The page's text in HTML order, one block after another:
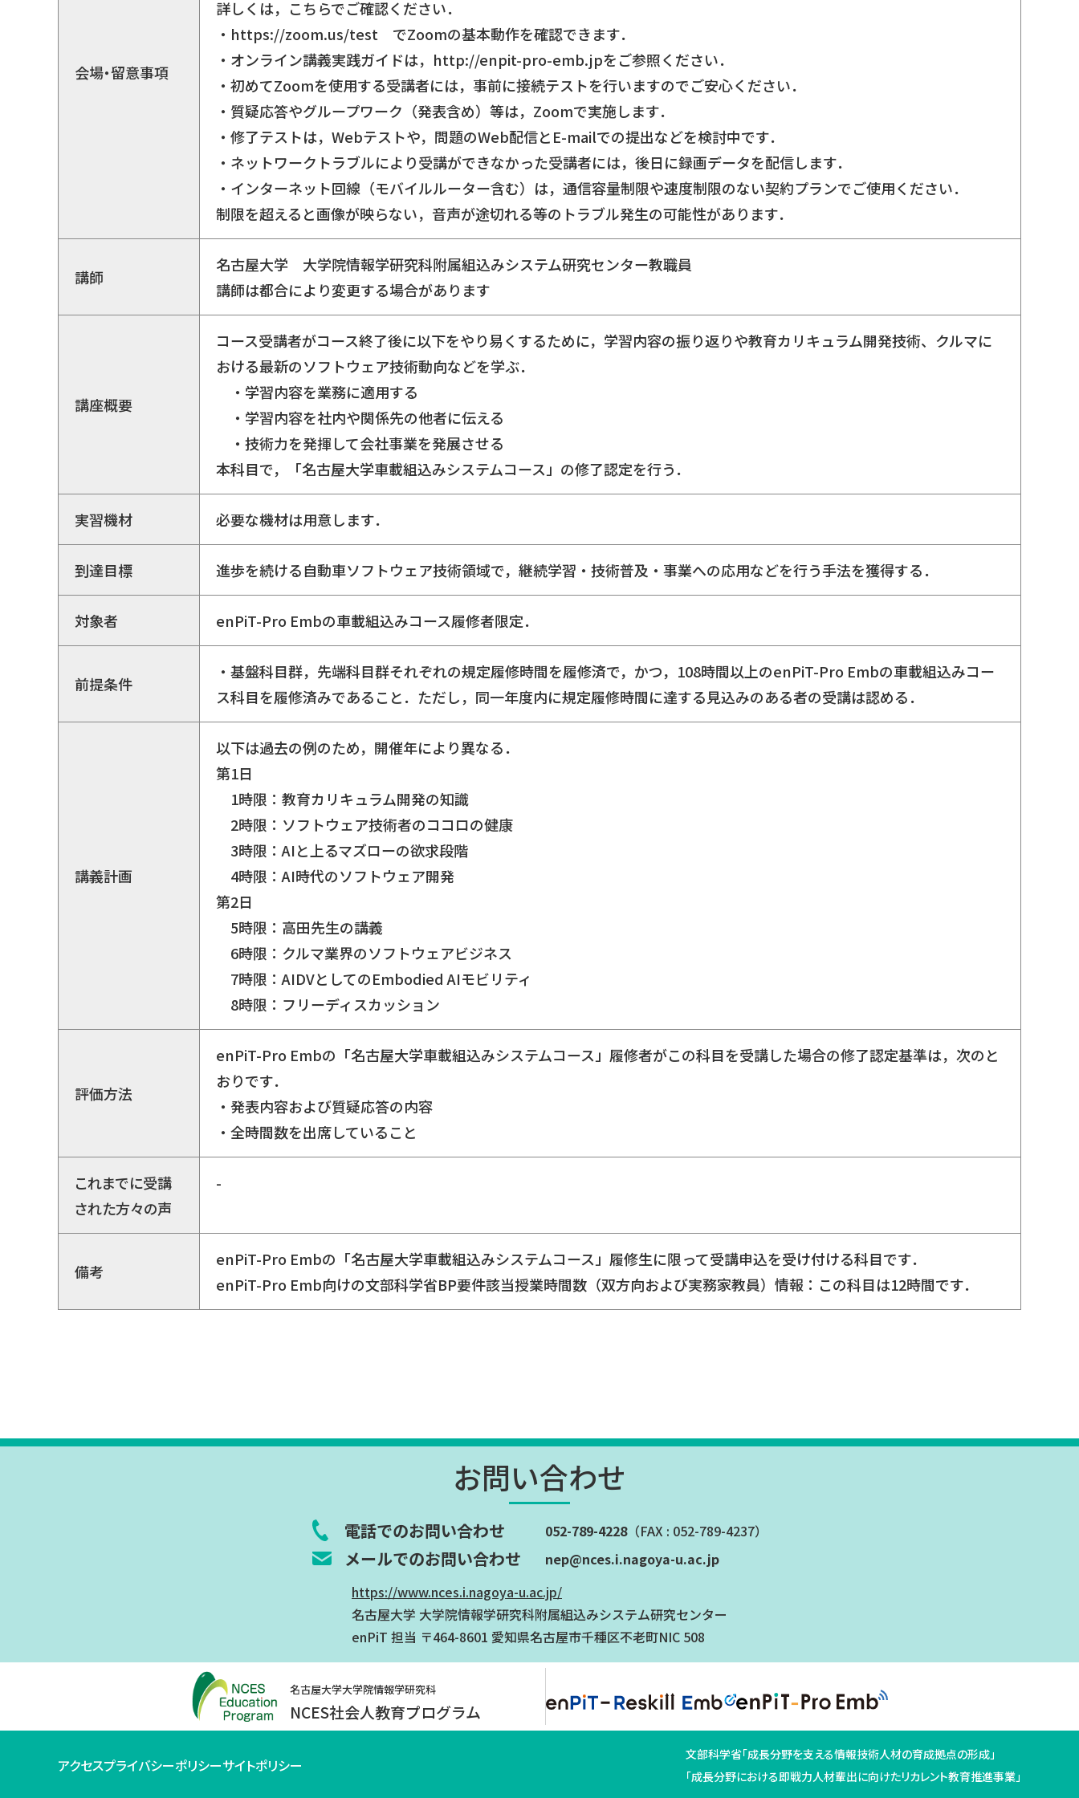
会場・留意事項
詳しくは，こちらでご確認ください．
・https://zoom.us/test でZoomの基本動作を確認できます．
・オンライン講義実践ガイドは，http://enpit-pro-emb.jpをご参照ください．
・初めてZoomを使用する受講者には，事前に接続テストを行いますのでご安心ください．
・質疑応答やグループワーク（発表含め）等は，Zoomで実施します．
・修了テストは，Webテストや，問題のWeb配信とE-mailでの提出などを検討中です．
・ネットワークトラブルにより受講ができなかった受講者には，後日に録画データを配信します．
・インターネット回線（モバイルルーター含む）は，通信容量制限や速度制限のない契約プランでご使用ください．
制限を超えると画像が映らない，音声が途切れる等のトラブル発生の可能性があります．
講師
名古屋大学 大学院情報学研究科附属組込みシステム研究センター教職員
講師は都合により変更する場合があります
講座概要
コース受講者がコース終了後に以下をやり易くするために，学習内容の振り返りや教育カリキュラム開発技術、クルマに
おける最新のソフトウェア技術動向などを学ぶ．
・学習内容を業務に適用する
・学習内容を社内や関係先の他者に伝える
・技術力を発揮して会社事業を発展させる
本科目で，「名古屋大学車載組込みシステムコース」の修了認定を行う．
実習機材 必要な機材は用意します．
到達目標 進歩を続ける自動車ソフトウェア技術領域で，継続学習・技術普及・事業への応用などを行う手法を獲得する．
対象者 enPiT-Pro Embの車載組込みコース履修者限定．
前提条件
・基盤科目群，先端科目群それぞれの規定履修時間を履修済で，かつ，108時間以上のenPiT-Pro Embの車載組込みコー
ス科目を履修済みであること．ただし，同一年度内に規定履修時間に達する見込みのある者の受講は認める．
講義計画
以下は過去の例のため，開催年により異なる．
第1日
1時限：教育カリキュラム開発の知識
2時限：ソフトウェア技術者のココロの健康
3時限：AIと上るマズローの欲求段階
4時限：AI時代のソフトウェア開発
第2日
5時限：高田先生の講義
6時限：クルマ業界のソフトウェアビジネス
7時限：AIDVとしてのEmbodied AIモビリティ
8時限：フリーディスカッション
評価方法
enPiT-Pro Embの「名古屋大学車載組込みシステムコース」履修者がこの科目を受講した場合の修了認定基準は，次のと
おりです．
・発表内容および質疑応答の内容
・全時間数を出席していること
これまでに受講
された方々の声
-
備考
enPiT-Pro Embの「名古屋大学車載組込みシステムコース」履修生に限って受講申込を受け付ける科目です．
enPiT-Pro Emb向けの文部科学省BP要件該当授業時間数（双方向および実務家教員）情報：この科目は12時間です．
お問い合わせ
電話でのお問い合わせ 052-789-4228（FAX : 052-789-4237）
メールでのお問い合わせ
nep@nces.i.nagoya-u.ac.jp
https://www.nces.i.nagoya-u.ac.jp/
名古屋大学 大学院情報学研究科附属組込みシステム研究センター
enPiT 担当 〒464-8601 愛知県名古屋市千種区不老町NIC 508
名古屋大学大学院情報学研究科
NCES社会人教育プログラム
アクセスプライバシーポリシーサイトポリシー
文部科学省「成長分野を支える情報技術人材の育成拠点の形成」
「成長分野における即戦力人材輩出に向けたリカレント教育推進事業」